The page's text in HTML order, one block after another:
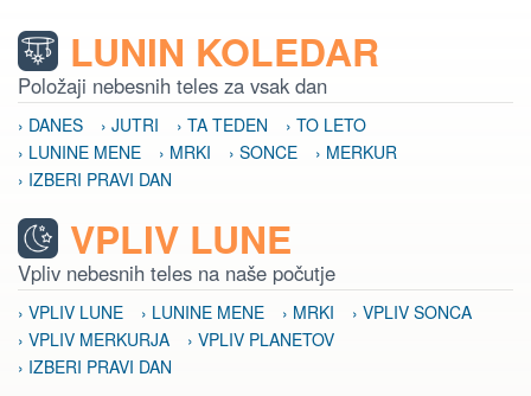
LUNIN KOLEDAR
Položaji nebesnih teles za vsak dan
› DANES › JUTRI › TA TEDEN
› TO LETO
› LUNINE MENE
› MRKI › SONCE
› MERKUR
› IZBERI PRAVI DAN
VPLIV LUNE
Vpliv nebesnih teles na naše počutje
› VPLIV LUNE › LUNINE MENE › MRKI
› VPLIV SONCA
› VPLIV MERKURJA
› VPLIV PLANETOV
› IZBERI PRAVI DAN